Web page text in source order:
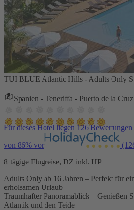
TUI BLUE Atlantic Hills - Adults Only
Spanien - Teneriffa - Puerto de la Cruz
Für dieses Hotel liegen 126
von 86% vor
8-tägige Flugreise, DZ inkl. HP
Adults Only ab 16 Jahren – Perfekt für
erholsamen Urlaub
Traumhafter Panoramablick – Genießen
Atlantik und den Teide